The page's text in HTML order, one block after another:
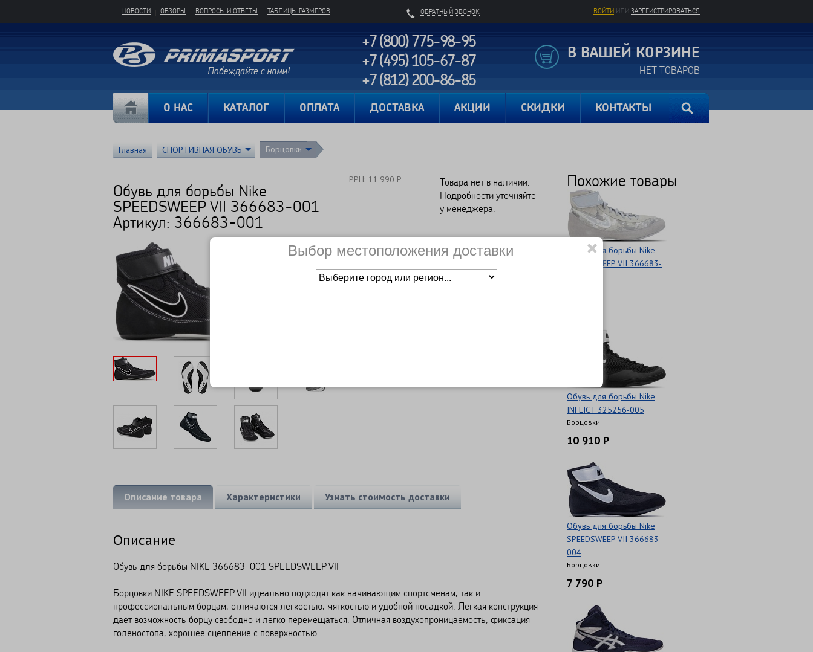
ОБРАТНЫЙ ЗВОНОК ВОЙТИ ИЛИ ЗАРЕГИСТРИРОВАТЬСЯ
НОВОСТИ ОБЗОРЫ ВОПРОСЫ И ОТВЕТЫ ТАБЛИЦЫ РАЗМЕРОВ
+7 (800) 775-98-95
+7 (495) 105-67-87
+7 (812) 200-86-85
В ВАШЕЙ КОРЗИНЕ
НЕТ ТОВАРОВ
О НАС КАТАЛОГ ОПЛАТА ДОСТАВКА АКЦИИ СКИДКИ КОНТАКТЫ
Главная СПОРТИВНАЯ ОБУВЬ Борцовки
Обувь для борьбы Nike
SPEEDSWEEP VII 366683-001
Артикул: 366683-001
РРЦ: 11 990 Р
Товара нет в наличии.
Подробности уточняйте
у менеджера.
Сравнить Нет в наличии
Таблица
Описание товара Характеристики Узнать стоимость доставки
Описание
Обувь для борьбы NIKE 366683-001 SPEEDSWEEP VII
Борцовки NIKE SPEEDSWEEP VII идеально подходят как начинающим спортсменам, так и
профессиональным борцам, отличаются легкостью, мягкостью и удобной посадкой. Легкая конструкция
дает возможность борцу свободно и легко перемещаться. Отличная воздухопроницаемость, фиксация
голеностопа, хорошее сцепление с поверхностью.
Похожие товары
Обувь для борьбы Nike
SPEEDSWEEP VII 366683-
Обувь для борьбы Nike
INFLICT 325256-005
Борцовки
10 910 Р
Обувь для борьбы Nike
SPEEDSWEEP VII 366683-
004
Борцовки
7 790 Р
Выбор местоположения доставки